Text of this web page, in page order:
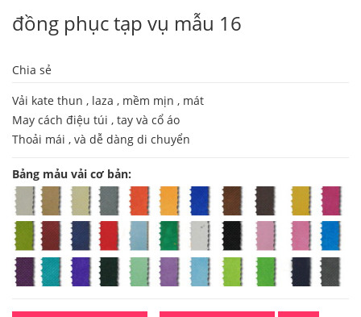
đồng phục tạp vụ mẫu 16
Chia sẻ
Vải kate thun , laza , mềm mịn , mát
May cách điệu túi , tay và cổ áo
Thoải mái , và dễ dàng di chuyển
Bảng mảu vải cơ bản: